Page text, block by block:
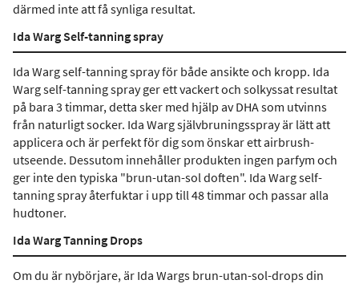
därmed inte att få synliga resultat.
Ida Warg Self-tanning spray
Ida Warg self-tanning spray för både ansikte och kropp. Ida
Warg self-tanning spray ger ett vackert och solkyssat resultat
på bara 3 timmar, detta sker med hjälp av DHA som utvinns
från naturligt socker. Ida Warg självbruningsspray är lätt att
applicera och är perfekt för dig som önskar ett airbrush-
utseende. Dessutom innehåller produkten ingen parfym och
ger inte den typiska "brun-utan-sol doften". Ida Warg self-
tanning spray återfuktar i upp till 48 timmar och passar alla
hudtoner.
Ida Warg Tanning Drops
Om du är nybörjare, är Ida Wargs brun-utan-sol-drops din